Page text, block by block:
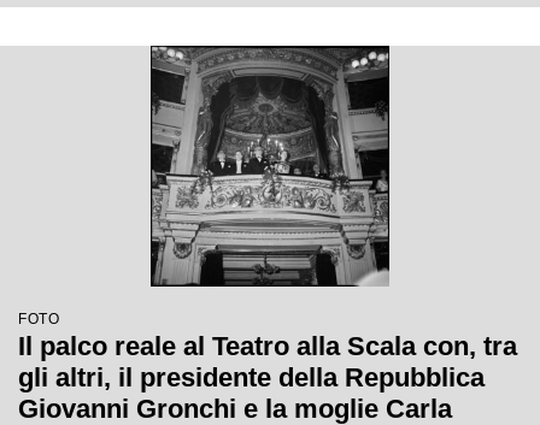
FOTO
Il palco reale al Teatro alla Scala con, tra
gli altri, il presidente della Repubblica
Giovanni Gronchi e la moglie Carla